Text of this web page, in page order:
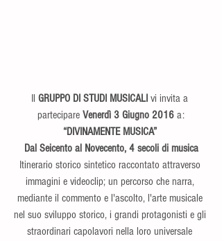
Il GRUPPO DI STUDI MUSICALI vi invita a
partecipare Venerdì 3 Giugno 2016 a:
“DIVINAMENTE MUSICA”
Dal Seicento al Novecento, 4 secoli di musica
Itinerario storico sintetico raccontato attraverso
immagini e videoclip; un percorso che narra,
mediante il commento e l'ascolto, l'arte musicale
nel suo sviluppo storico, i grandi protagonisti e gli
straordinari capolavori nella loro universale